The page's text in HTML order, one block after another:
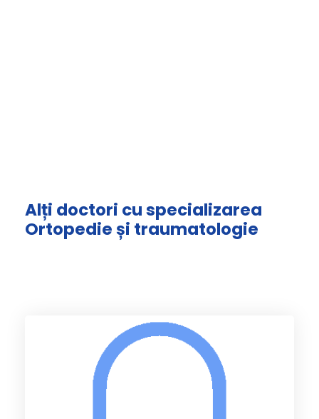
Alți doctori cu specializarea
Ortopedie și traumatologie